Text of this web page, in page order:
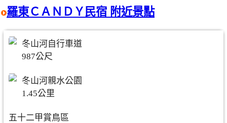
羅東ＣＡＮＤＹ民宿 附近景點
冬山河自行車道
987公尺
冬山河親水公園
1.45公里
五十二甲賞鳥區